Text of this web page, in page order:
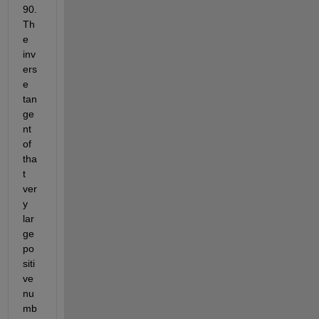
90.
Th
e
inv
ers
e
tan
ge
nt
of
tha
t
ver
y
lar
ge
po
siti
ve
nu
mb